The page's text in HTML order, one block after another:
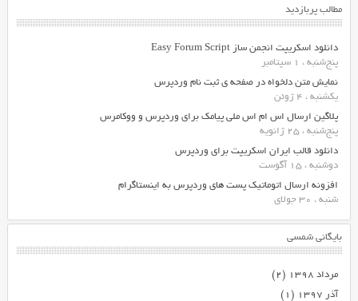
مطالب پربازدید
دانلود اسکریپت انجمن ساز Easy Forum Script
پنج‌شنبه ، 1 سپتامبر
نمایش متن دلخواه در صفحه ی ثبت نام وردپرس
یکشنبه ، 4 ژوئن
پلاگین ارسال اس ام اس ملی پیامک برای وردپرس و ووکامرس
پنج‌شنبه ، 25 ژانویه
دانلود قالب ایران اسکریپت برای وردپرس
دوشنبه ، 15 آگوست
افزونه ارسال اتوماتیک پست های وردپرس به اینستاگرام
شنبه ، 30 جولای
بایگانی شمسی
مرداد ۱۳۹۸
(۲)
آذر ۱۳۹۷
(۱)